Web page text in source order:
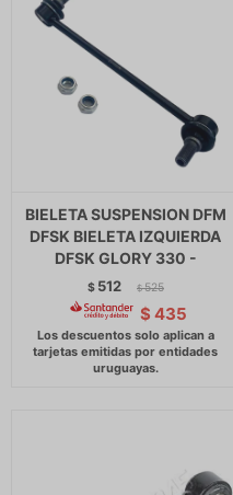
BIELETA SUSPENSION DFM
DFSK BIELETA IZQUIERDA
DFSK GLORY 330 -
$ 512 $ 525
$ 435